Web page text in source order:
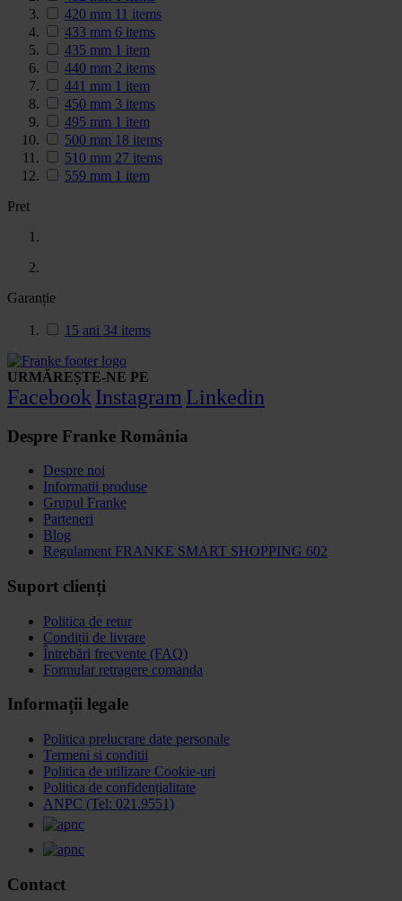
420 mm 11 items
433 mm 6 items
435 mm 1 item
440 mm 2 items
441 mm 1 item
450 mm 3 items
495 mm 1 item
500 mm 18 items
510 mm 27 items
559 mm 1 item
Pret
Garanție
15 ani 34 items
URMĂREȘTE-NE PE
Facebook Instagram Linkedin
Despre Franke România
Despre noi
Informatii produse
Grupul Franke
Parteneri
Blog
Regulament FRANKE SMART SHOPPING 602
Suport clienți
Politica de retur
Condiții de livrare
Întrebări frecvente (FAQ)
Formular retragere comanda
Informații legale
Politica prelucrare date personale
Termeni si conditii
Politica de utilizare Cookie-uri
Politica de confidențialitate
ANPC (Tel: 021.9551)
Contact